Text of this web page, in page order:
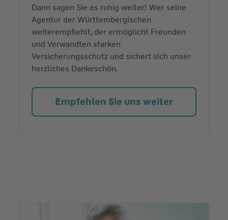
Dann sagen Sie es ruhig weiter! Wer seine
Agentur der Württembergischen
weiterempfiehlt, der ermöglicht Freunden
und Verwandten starken
Versicherungsschutz und sichert sich unser
herzliches Dankeschön.
Empfehlen Sie uns weiter